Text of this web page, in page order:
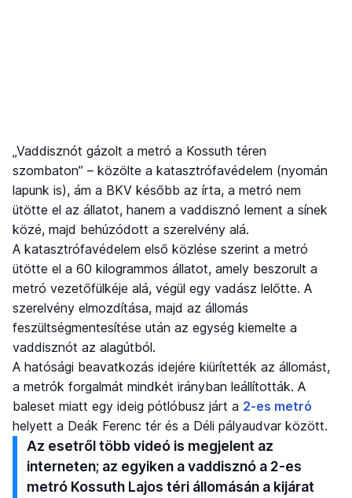
„Vaddisznót gázolt a metró a Kossuth téren
szombaton” – közölte a katasztrófavédelem (nyomán
lapunk is), ám a BKV később az írta, a metró nem
ütötte el az állatot, hanem a vaddisznó lement a sínek
közé, majd behúzódott a szerelvény alá.
A katasztrófavédelem első közlése szerint a metró
ütötte el a 60 kilogrammos állatot, amely beszorult a
metró vezetőfülkéje alá, végül egy vadász lelőtte. A
szerelvény elmozdítása, majd az állomás
feszültségmentesítése után az egység kiemelte a
vaddisznót az alagútból.
A hatósági beavatkozás idejére kiürítették az állomást,
a metrók forgalmát mindkét irányban leállították. A
baleset miatt egy ideig pótlóbusz járt a 2-es metró
helyett a Deák Ferenc tér és a Déli pályaudvar között.
Az esetről több videó is megjelent az
interneten; az egyiken a vaddisznó a 2-es
metró Kossuth Lajos téri állomásán a kijárat